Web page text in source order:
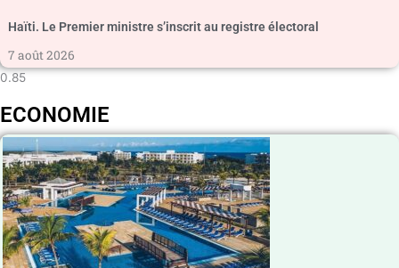
Haïti. Le Premier ministre s’inscrit au registre électoral
7 août 2026
ECONOMIE